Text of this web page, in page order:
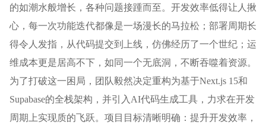
的如潮水般增长，各种问题接踵而至。开发效率低得让人揪
心，每一次功能迭代都像是一场漫长的马拉松；部署周期长
得令人发指，从代码提交到上线，仿佛经历了一个世纪；运
维成本更是居高不下，如同一个无底洞，不断吞噬着资源。
为了打破这一困局，团队毅然决定重构为基于Next.js 15和
Supabase的全栈架构，并引入AI代码生成工具，力求在开发
周期上实现质的飞跃。项目目标清晰明确：提升开发效率，